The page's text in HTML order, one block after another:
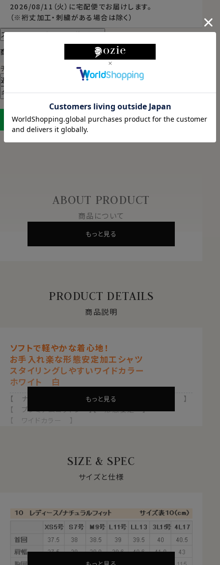
2026/08/11（火） に宅配便 でお届けします。
（※裄丈加工・刺繍がある場合は除く）
スタイル・サイズについて詳しく見る
商品についてのお問い合わせ
チャットでお問い合わせ
返品・交換について
ギフトラッピングについて
LINEに保存する
ABOUT PRODUCT
商品について
もっと見る
PRODUCT DETAILS
商品説明
ソフトで軽やかな着心地！
お手入れ楽な形態安定加工シャツ
スタイリングしやすいワイドカラー
ホワイト 白
【 ナチュラルフィット 】【 綿100％・80番手双糸 】
【 プレミアムコットン 】【 形態安定 】
【 ワイドカラー 】
★プレミアムコットン＝ペルヴィアンピマ使用
このコットンは、古代ペルー発祥の代々受け継がれた伝
統的な農法にて手摘みで丁寧に収穫され、その高い品質
を維持しています。
天然の油脂分を豊富に含むため、格別な柔らかさとしな
やかな風合いがあります。
もっと見る
SIZE & SPEC
サイズと仕様